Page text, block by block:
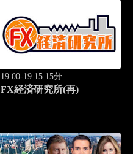
19:00-19:15 15分
FX経済研究所(再)